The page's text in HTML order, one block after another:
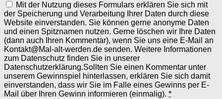
Mit der Nutzung dieses Formulars erklären Sie sich mit
der Speicherung und Verarbeitung Ihrer Daten durch diese
Website einverstanden. Sie können gerne anonyme Daten
und einen Spitznamen nutzen. Gerne löschen wir Ihre Daten
(dann auch Ihren Kommentar), wenn Sie uns eine E-Mail an
Kontakt@Mal-alt-werden.de senden. Weitere Informationen
zum Datenschutz finden Sie in unserer
Datenschutzerklärung.Sollten Sie einen Kommentar unter
unserem Gewinnspiel hinterlassen, erklären Sie sich damit
einverstanden, dass wir Sie im Falle eines Gewinns per E-
Mail über Ihren Gewinn informieren (einmalig). *